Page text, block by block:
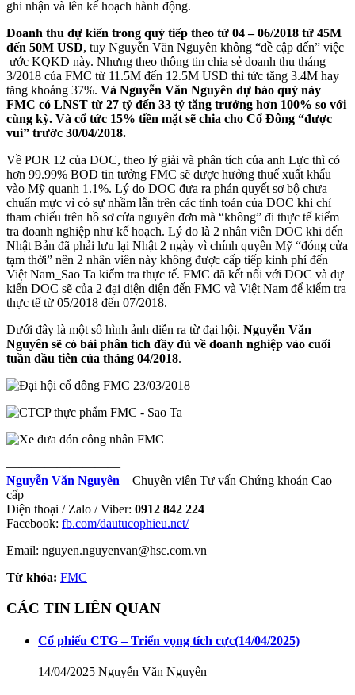
ghi nhận và lên kế hoạch hành động.
Doanh thu dự kiến trong quý tiếp theo từ 04 – 06/2018 từ 45M
đến 50M USD, tuy Nguyễn Văn Nguyên không “đề cập đến” việc
ước KQKD này. Nhưng theo thông tin chia sẻ doanh thu tháng
3/2018 của FMC từ 11.5M đến 12.5M USD thì tức tăng 3.4M hay
tăng khoảng 37%. Và Nguyễn Văn Nguyên dự báo quý này
FMC có LNST từ 27 tỷ đến 33 tỷ tăng trưởng hơn 100% so với
cùng kỳ. Và cổ tức 15% tiền mặt sẽ chia cho Cổ Đông “được
vui” trước 30/04/2018.
Về POR 12 của DOC, theo lý giải và phân tích của anh Lực thì có
hơn 99.99% BOD tin tưởng FMC sẽ được hưởng thuế xuất khẩu
vào Mỹ quanh 1.1%. Lý do DOC đưa ra phán quyết sơ bộ chưa
chuẩn mực vì có sự nhầm lẫn trên các tính toán của DOC khi chỉ
tham chiếu trên hồ sơ cửa nguyên đơn mà “không” đi thực tế kiểm
tra doanh nghiệp như kế hoạch. Lý do là 2 nhân viên DOC khi đến
Nhật Bản đã phải lưu lại Nhật 2 ngày vì chính quyền Mỹ “đóng cửa
tạm thời” nên 2 nhân viên này không được cấp tiếp kinh phí đến
Việt Nam_Sao Ta kiểm tra thực tế. FMC đã kết nối với DOC và dự
kiến DOC sẽ của 2 đại diện diện đến FMC và Việt Nam để kiểm tra
thực tế từ 05/2018 đến 07/2018.
Dưới đây là một số hình ảnh diễn ra từ đại hội. Nguyễn Văn
Nguyên sẽ có bài phân tích đầy đủ về doanh nghiệp vào cuối
tuần đầu tiên của tháng 04/2018.
—————————
Nguyễn Văn Nguyên – Chuyên viên Tư vấn Chứng khoán Cao
cấp
Điện thoại / Zalo / Viber: 0912 842 224
Facebook: fb.com/dautucophieu.net/
Email: nguyen.nguyenvan@hsc.com.vn
Từ khóa: FMC
CÁC TIN LIÊN QUAN
Cổ phiếu CTG – Triển vọng tích cực(14/04/2025)
14/04/2025 Nguyễn Văn Nguyên